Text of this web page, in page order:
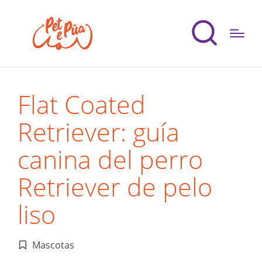
Flat Coated
Retriever: guía
canina del perro
Retriever de pelo
liso
Publicado
Mascotas